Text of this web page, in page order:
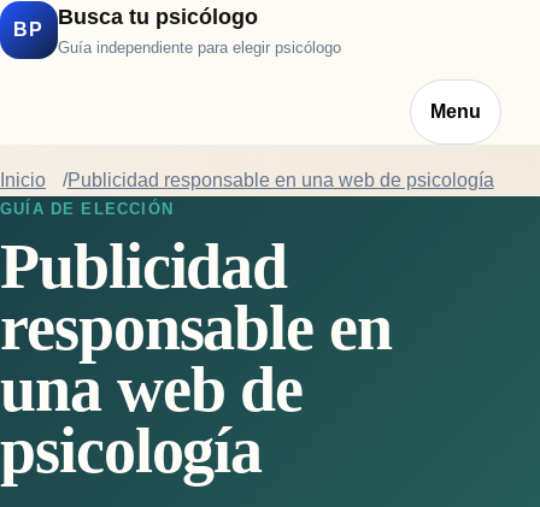
BP
Busca tu psicólogo
Guía independiente para elegir psicólogo
Menu
Inicio Publicidad responsable en una web de psicología
GUÍA DE ELECCIÓN
Publicidad
responsable en
una web de
psicología